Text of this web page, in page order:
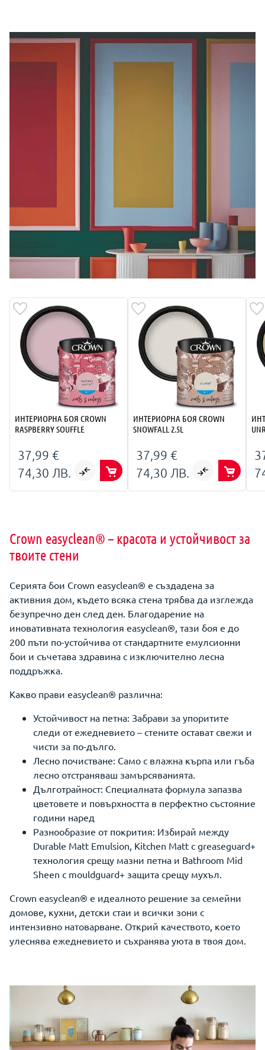
ИНТЕРИОРНA БОЯ CROWN
RASPBERRY SOUFFLE
37,99 €
74,30 ЛВ.
ИНТЕРИОРНA БОЯ CROWN
SNOWFALL 2.5L
37,99 €
74,30 ЛВ.
Crown easyclean® – красота и устойчивост за
твоите стени
Серията бои Crown easyclean® е създадена за
активния дом, където всяка стена трябва да изглежда
безупречно ден след ден. Благодарение на
иновативната технология easyclean®, тази боя е до
200 пъти по-устойчива от стандартните емулсионни
бои и съчетава здравина с изключително лесна
поддръжка.
Какво прави easyclean® различна:
Устойчивост на петна: Забрави за упоритите
следи от ежедневието – стените остават свежи и
чисти за по-дълго.
Лесно почистване: Само с влажна кърпа или гъба
лесно отстраняваш замърсяванията.
Дълготрайност: Специалната формула запазва
цветовете и повърхността в перфектно състояние
години наред
Разнообразие от покрития: Избирай между
Durable Matt Emulsion, Kitchen Matt с greaseguard+
технология срещу мазни петна и Bathroom Mid
Sheen с mouldguard+ защита срещу мухъл.
Crown easyclean® е идеалното решение за семейни
домове, кухни, детски стаи и всички зони с
интензивно натоварване. Открий качеството, което
улеснява ежедневието и съхранява уюта в твоя дом.